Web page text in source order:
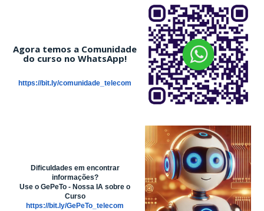
Agora temos a Comunidade
do curso no WhatsApp!
https://bit.ly/comunidade_telecom
Dificuldades em encontrar
informações?
Use o GePeTo - Nossa IA sobre o
Curso
https://bit.ly/GePeTo_telecom